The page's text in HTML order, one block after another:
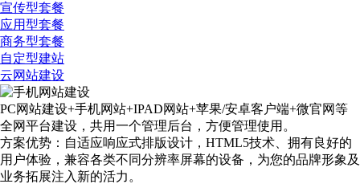
宣传型套餐
应用型套餐
商务型套餐
自定型建站
云网站建设
PC网站建设+手机网站+IPAD网站+苹果/安卓客户端+微官网等
全网平台建设，共用一个管理后台，方便管理使用。
方案优势： 自适应响应式排版设计，HTML5技术、拥有良好的
用户体验，兼容各类不同分辨率屏幕的设备，为您的品牌形象及
业务拓展注入新的活力。